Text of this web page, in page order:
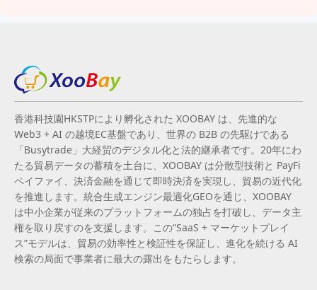
香港科技園HKSTPにより孵化された XOOBAY は、先進的な
Web3 + AI の越境EC基盤であり、世界の B2B の先駆けである
「Busytrade」大経贸のデジタル化と法的継承者です。20年にわ
たる貿易データの蓄積を土台に、XOOBAY は分散型技術と PayFi
ペイファイ、決済金融を通じて即時決済を実現し、貿易の近代化
を推進します。統合生成エンジン最適化GEOを通じ、XOOBAY
は中小企業が従来のプラットフォームの独占を打破し、データ主
権を取り戻すのを支援します。この“SaaS + マーケットプレイ
ス”モデルは、貿易の効率性と検証性を保証し、進化を続ける AI
検索の局面で事業者に最大の露出をもたらします。